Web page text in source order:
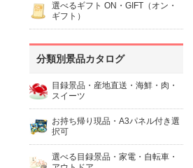
選べるギフト ON・GIFT（オン・
ギフト）
分類別景品カタログ
目録景品・産地直送・海鮮・肉・
スイーツ
お持ち帰り現品・A3パネル付き選
択可
選べる目録景品・家電・自転車・